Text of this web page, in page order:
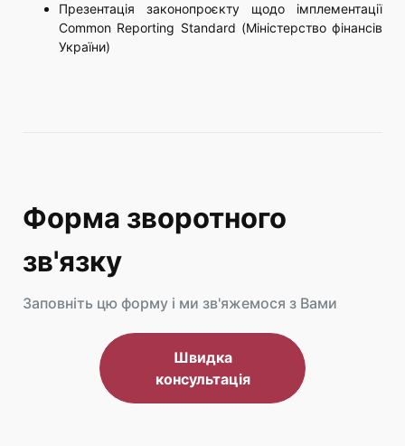
Презентація законопроєкту щодо імплементації
Common Reporting Standard (Міністерство фінансів
України)
Форма зворотного
зв'язку
Заповніть цю форму і ми зв'яжемося з Вами
Швидка
консультація